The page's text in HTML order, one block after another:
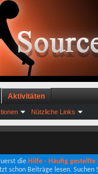
Nützliche Links
Aktivitäten
die Hilfe - Häufig gestellte
schon Beiträge lesen.